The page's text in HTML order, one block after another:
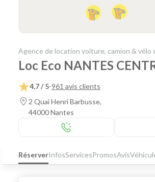
Agence de location voiture, camion & vélo
Loc Eco NANTES
4,7 / 5-961 avis clients
2 Quai Henri Barbusse,
44000 Nantes
RéserverInfosServicesPromosAvis